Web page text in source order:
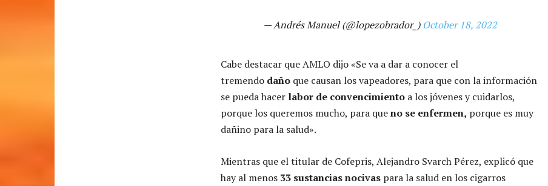
— Andrés Manuel (@lopezobrador_) October 18, 2022
Cabe destacar que AMLO dijo «Se va a dar a conocer el
tremendo daño que causan los vapeadores, para que con la información
se pueda hacer labor de convencimiento a los jóvenes y cuidarlos,
porque los queremos mucho, para queno se enfermen, porque es muy
dañino para la salud».
Mientras que el titular de Cofepris, Alejandro Svarch Pérez, explicó que
hay al menos 33 sustancias nocivas para la salud en los cigarros